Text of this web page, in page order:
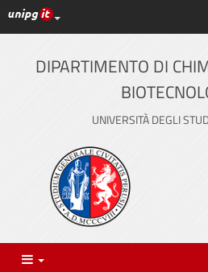
Vai
al
contenuto
principale
Link ai principali servizi web
DIPARTIMENTO DI
UNIVERSITÀ DEGLI
Menu